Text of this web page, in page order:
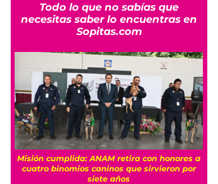
Todo lo que no sabías que
necesitas saber lo encuentras en
Sopitas.com
Misión cumplida: ANAM retira con honores a
cuatro binomios caninos que sirvieron por
siete años